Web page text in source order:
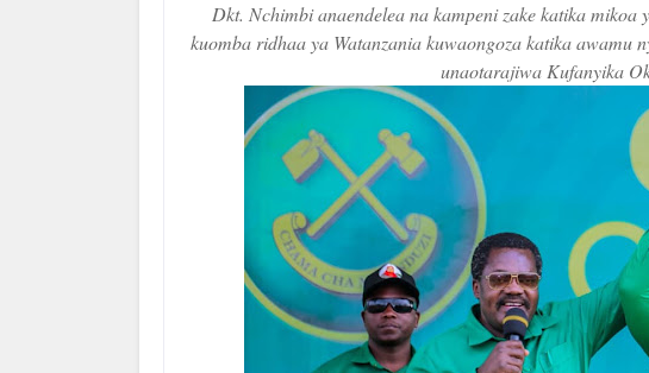
Dkt. Nchimbi anaendelea na kampeni zake katika
kuomba ridhaa ya Watanzania kuwaongoza katika awamu
unaotarajiwa Kufanyika